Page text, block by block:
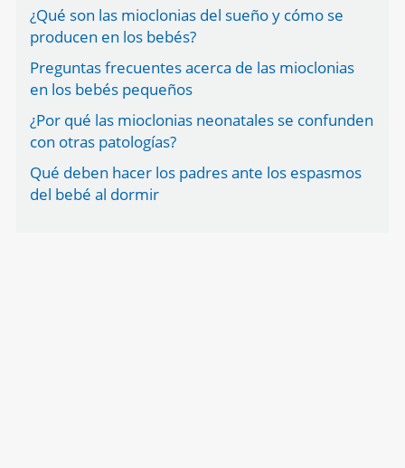
¿Qué son las mioclonias del sueño y cómo se
producen en los bebés?
Preguntas frecuentes acerca de las mioclonias
en los bebés pequeños
¿Por qué las mioclonias neonatales se confunden
con otras patologías?
Qué deben hacer los padres ante los espasmos
del bebé al dormir